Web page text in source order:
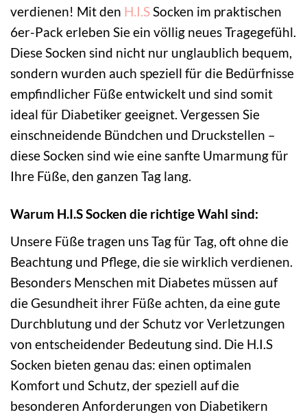
verdienen! Mit den H.I.SSocken im praktischen
6er-Pack erleben Sie ein völlig neues Tragegefühl.
Diese Socken sind nicht nur unglaublich bequem,
sondern wurden auch speziell für die Bedürfnisse
empfindlicher Füße entwickelt und sind somit
ideal für Diabetiker geeignet. Vergessen Sie
einschneidende Bündchen und Druckstellen –
diese Socken sind wie eine sanfte Umarmung für
Ihre Füße, den ganzen Tag lang.
Warum H.I.S Socken die richtige Wahl sind:
Unsere Füße tragen uns Tag für Tag, oft ohne die
Beachtung und Pflege, die sie wirklich verdienen.
Besonders Menschen mit Diabetes müssen auf
die Gesundheit ihrer Füße achten, da eine gute
Durchblutung und der Schutz vor Verletzungen
von entscheidender Bedeutung sind. Die H.I.S
Socken bieten genau das: einen optimalen
Komfort und Schutz, der speziell auf die
besonderen Anforderungen von Diabetikern